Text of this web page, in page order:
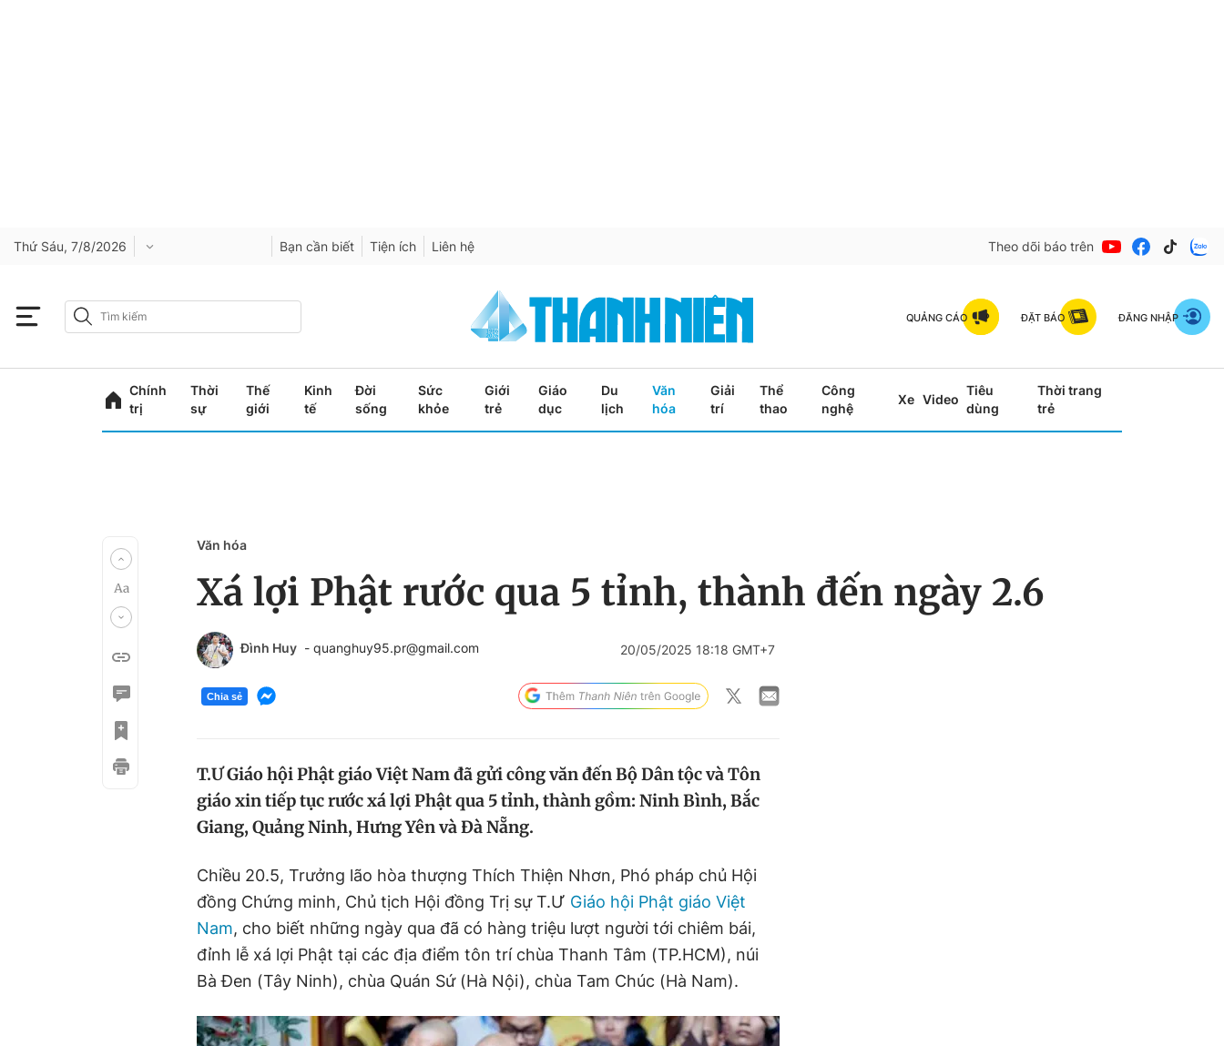
Thứ Sáu, 7/8/2026 Bạn cần biết Tiện ích Liên hệ Theo dõi báo trên
QUẢNG CÁO ĐẶT BÁO ĐĂNG NHẬP
Chính
trị
Thời
sự
Thế
giới
Kinh
tế
Đời
sống
Sức
khỏe
Giới
trẻ
Giáo
dục
Du
lịch
Văn
hóa
Giải
trí
Thể
thao
Công
nghệ
Xe Video
Tiêu
dùng
Thời trang
trẻ
Văn hóa
Xá lợi Phật rước qua 5 tỉnh, thành đến ngày 2.6
Đình Huy - quanghuy95.pr@gmail.com 20/05/2025 18:18 GMT+7
Chia sẻ
T.Ư Giáo hội Phật giáo Việt Nam đã gửi công văn đến Bộ Dân tộc và Tôn
giáo xin tiếp tục rước xá lợi Phật qua 5 tỉnh, thành gồm: Ninh Bình, Bắc
Giang, Quảng Ninh, Hưng Yên và Đà Nẵng.
Chiều 20.5, Trưởng lão hòa thượng Thích Thiện Nhơn, Phó pháp chủ Hội
đồng Chứng minh, Chủ tịch Hội đồng Trị sự T.Ư Giáo hội Phật giáo Việt
Nam, cho biết những ngày qua đã có hàng triệu lượt người tới chiêm bái,
đỉnh lễ xá lợi Phật tại các địa điểm tôn trí chùa Thanh Tâm (TP.HCM), núi
Bà Đen (Tây Ninh), chùa Quán Sứ (Hà Nội), chùa Tam Chúc (Hà Nam).